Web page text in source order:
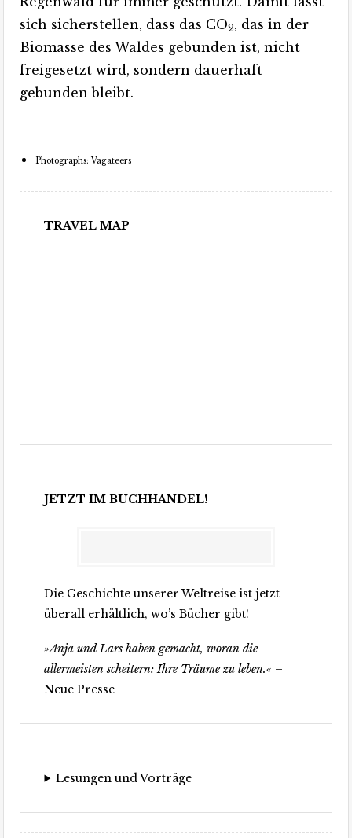
sich sicherstellen, dass das CO2, das in der
Biomasse des Waldes gebunden ist, nicht
freigesetzt wird, sondern dauerhaft
gebunden bleibt.
Photographs: Vagateers
TRAVEL MAP
JETZT IM BUCHHANDEL!
Die Geschichte unserer Weltreise ist jetzt
überall erhältlich, wo’s Bücher gibt!
»Anja und Lars haben gemacht, woran die
allermeisten scheitern: Ihre Träume zu leben.« –
Neue Presse
Lesungen und Vorträge